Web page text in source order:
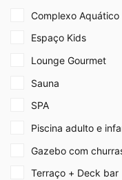
Complexo Aquático
Espaço Kids
Lounge Gourmet
Sauna
SPA
Piscina adulto e
Gazebo com
Terraço + Deck bar